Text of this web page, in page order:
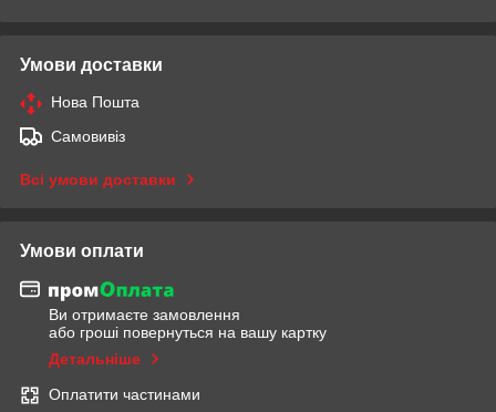
Умови доставки
Нова Пошта
Самовивіз
Всі умови доставки
Умови оплати
Ви отримаєте замовлення
або гроші повернуться на вашу картку
Детальніше
Оплатити частинами